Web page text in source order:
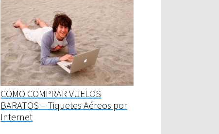
COMO COMPRAR VUELOS
BARATOS – Tiquetes Aéreos por
Internet